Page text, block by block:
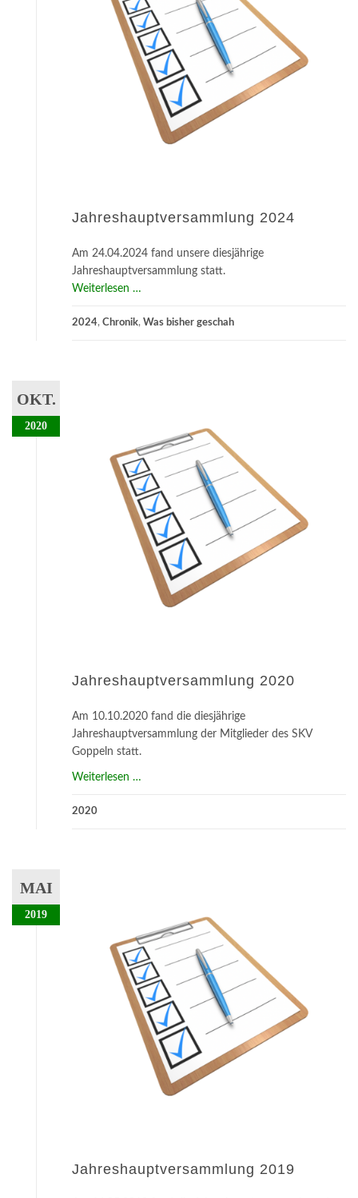
Jahreshauptversammlung 2024
Am 24.04.2024 fand unsere diesjährige
Jahreshauptversammlung statt.
Weiterlesen about
2024
…
2024, Chronik, Was bisher geschah
OKT.
2020
Jahreshauptversammlung 2020
Am 10.10.2020 fand die diesjährige
Jahreshauptversammlung der Mitglieder des SKV
Goppeln statt.
Weiterlesen about
…
2020
MAI
2019
Jahreshauptversammlung 2019